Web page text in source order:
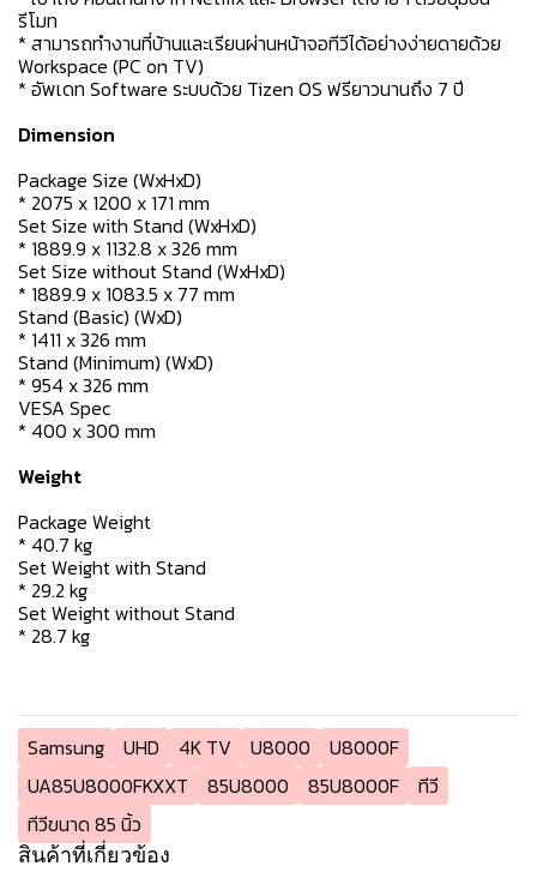
รีโมท
* สามารถทำงานที่บ้านและเรียนผ่านหน้าจอทีวีได้อย่างง่ายดายด้วย
Workspace (PC on TV)
* อัพเดท Software ระบบด้วย Tizen OS ฟรียาวนานถึง 7 ปี
Dimension
Package Size (WxHxD)
* 2075 x 1200 x 171 mm
Set Size with Stand (WxHxD)
* 1889.9 x 1132.8 x 326 mm
Set Size without Stand (WxHxD)
* 1889.9 x 1083.5 x 77 mm
Stand (Basic) (WxD)
* 1411 x 326 mm
Stand (Minimum) (WxD)
* 954 x 326 mm
VESA Spec
* 400 x 300 mm
Weight
Package Weight
* 40.7 kg
Set Weight with Stand
* 29.2 kg
Set Weight without Stand
* 28.7 kg
Samsung UHD 4K TV U8000
U8000F
UA85U8000FKXXT
85U8000 85U8000F
ทีวี
ทีวีขนาด 85 นิ้ว
สินค้าที่เกี่ยวข้อง